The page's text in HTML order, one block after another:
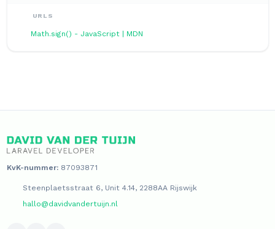
URLS
Math.sign() - JavaScript | MDN
KvK-nummer:87093871
Steenplaetsstraat 6, Unit 4.14, 2288AA Rijswijk
hallo@davidvandertuijn.nl